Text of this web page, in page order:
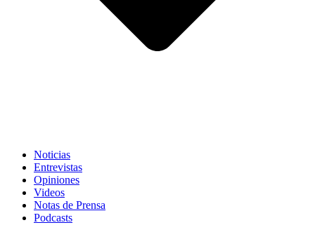
Noticias
Entrevistas
Opiniones
Videos
Notas de Prensa
Podcasts